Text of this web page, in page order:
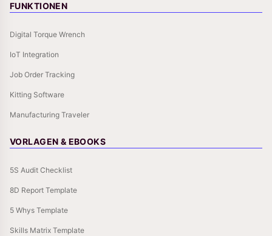
FUNKTIONEN
Digital Torque Wrench
IoT Integration
Job Order Tracking
Kitting Software
Manufacturing Traveler
VORLAGEN & EBOOKS
5S Audit Checklist
8D Report Template
5 Whys Template
Skills Matrix Template